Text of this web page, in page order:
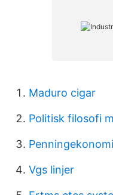
Maduro cigar
Politisk filosofi
Vgs linjer